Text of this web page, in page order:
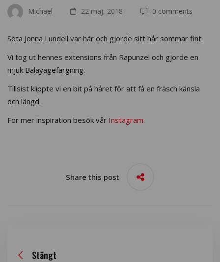
Michael 22 maj, 2018 0 comments
Söta Jonna Lundell var här och gjorde sitt hår sommar fint.
Vi tog ut hennes extensions från Rapunzel och gjorde en
mjuk Balayagefärgning.
Tillsist klippte vi en bit på håret för att få en fräsch känsla
och längd.
För mer inspiration besök vår Instagram.
Share this post
Stängt